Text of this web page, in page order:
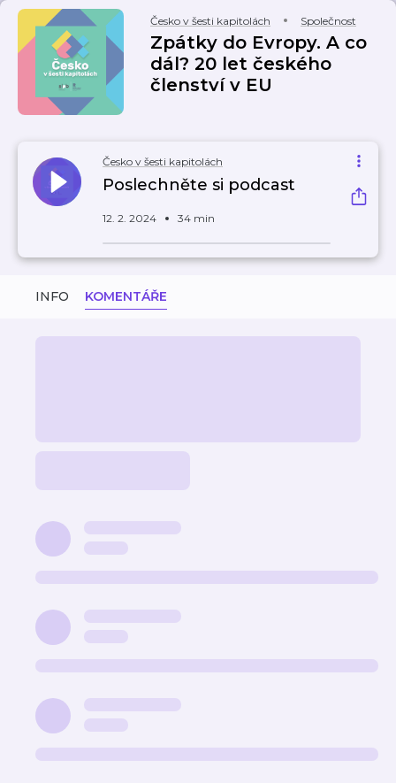
Česko v šesti kapitolách Společnost
Zpátky do Evropy. A co
dál? 20 let českého
členství v EU
Česko v šesti kapitolách
Poslechněte si podcast
12. 2. 2024 34 min
INFO KOMENTÁŘE